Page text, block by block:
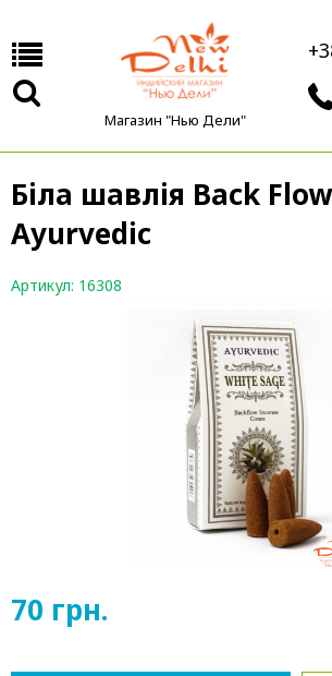
Магазин "Нью Дели"
Біла шавлія Back
Ayurvedic
Артикул: 16308
70 грн.